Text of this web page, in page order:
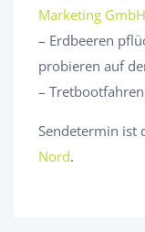
Marketing GmbH
– Erdbeeren
probieren auf
–
Sendetermin ist
Nord.